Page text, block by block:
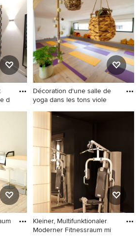
Fitnessraum mit beigem
Boden in Osaka
d
und
Décoration d'une salle de
yoga dans les tons viole
Mittelgroßer Yogaraum mit
weißer Wandfarbe, hellem
Holzboden und braunem
Boden in Grenoble
Kleiner, Multifunktionaler
Moderner Fitnessraum mi